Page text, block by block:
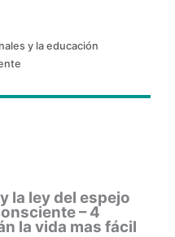
y la educación
la ley del espejo
– 4
la vida mas fácil